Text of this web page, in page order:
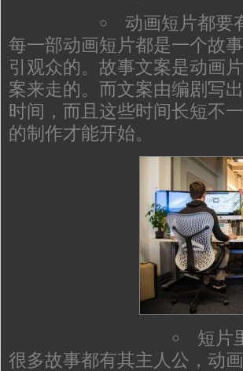
动画短片都要
每一部动画短片都是一个故
引观众的。故事文案是动画
案来走的。而文案由编剧写
时间，而且这些时间长短不
的制作才能开始。
短片
很多故事都有其主人公，动